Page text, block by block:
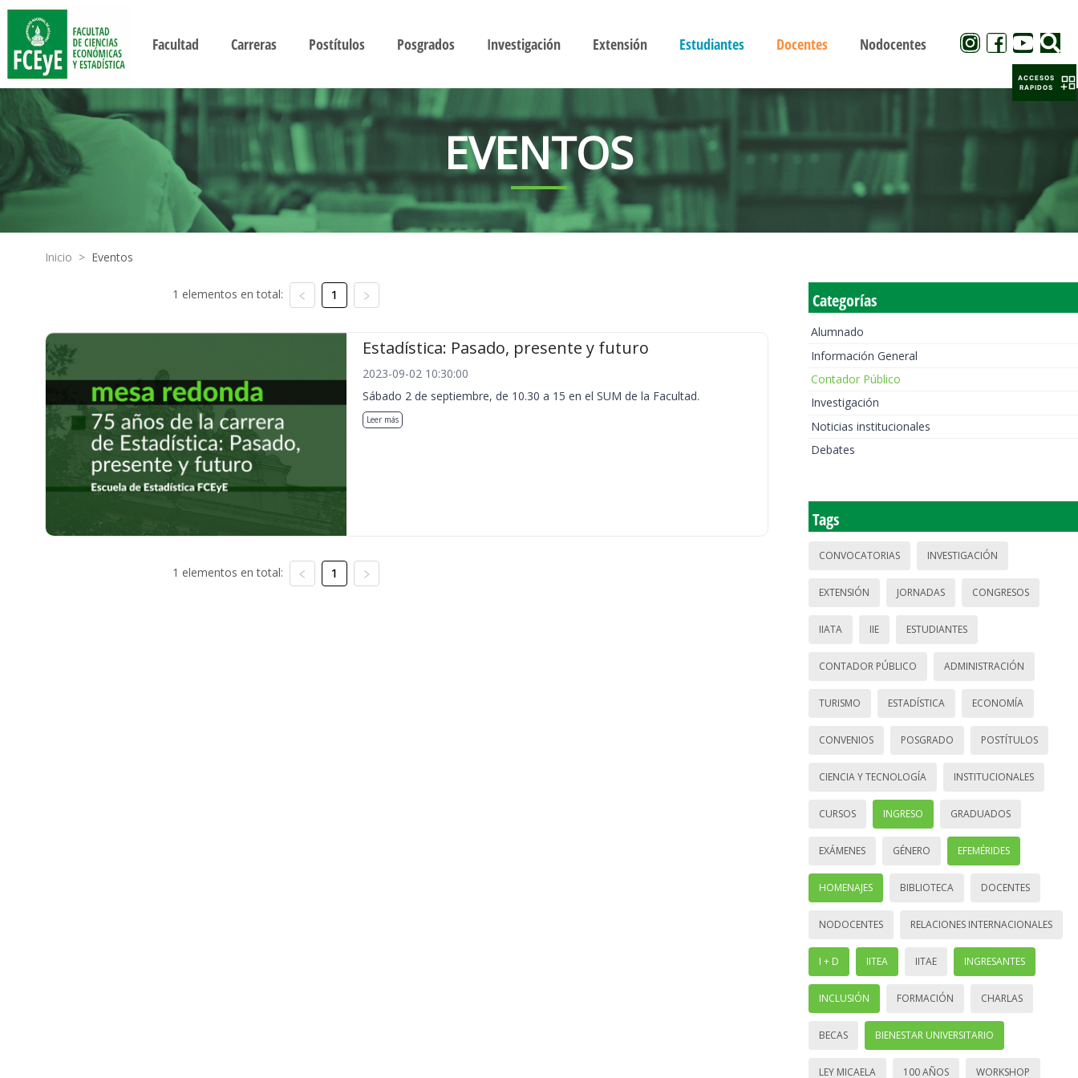
Facultad Carreras Postítulos Posgrados Investigación Extensión Estudiantes Docentes Nodocentes
EVENTOS
Inicio > Eventos
1 elementos en total: 1
Estadística: Pasado, presente y futuro
2023-09-02 10:30:00
Sábado 2 de septiembre, de 10.30 a 15 en el SUM de la Facultad.
Leer más
1 elementos en total: 1
Categorías
Alumnado
Información General
Contador Público
Investigación
Noticias institucionales
Debates
Tags
CONVOCATORIAS INVESTIGACIÓN
EXTENSIÓN JORNADAS CONGRESOS
IIATA IIE ESTUDIANTES
CONTADOR PÚBLICO ADMINISTRACIÓN
TURISMO ESTADÍSTICA ECONOMÍA
CONVENIOS POSGRADO POSTÍTULOS
CIENCIA Y TECNOLOGÍA INSTITUCIONALES
CURSOS INGRESO GRADUADOS
EXÁMENES GÉNERO EFEMÉRIDES
HOMENAJES BIBLIOTECA DOCENTES
NODOCENTES RELACIONES INTERNACIONALES
I + D IITEA IITAE INGRESANTES
INCLUSIÓN FORMACIÓN CHARLAS
BECAS BIENESTAR UNIVERSITARIO
LEY MICAELA 100 AÑOS WORKSHOP
ACCESOS
RAPIDOS